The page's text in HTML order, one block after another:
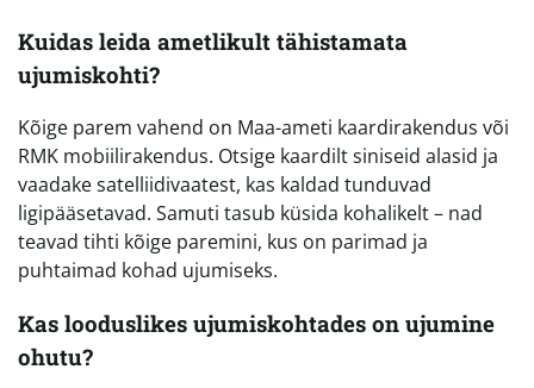
Kuidas leida ametlikult tähistamata
ujumiskohti?
Kõige parem vahend on Maa-ameti kaardirakendus või
RMK mobiilirakendus. Otsige kaardilt siniseid alasid ja
vaadake satelliidivaatest, kas kaldad tunduvad
ligipääsetavad. Samuti tasub küsida kohalikelt – nad
teavad tihti kõige paremini, kus on parimad ja
puhtaimad kohad ujumiseks.
Kas looduslikes ujumiskohtades on ujumine
ohutu?